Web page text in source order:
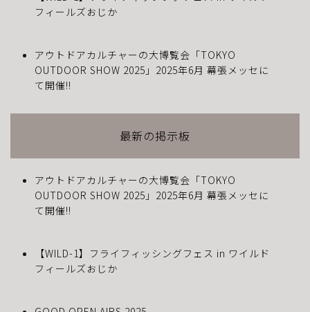
フィールズおじか
アウトドアカルチャーの大博覧会「TOKYO
OUTDOOR SHOW 2025」2025年6月 幕張メッセに
て開催!!
最新の掲示板
アウトドアカルチャーの大博覧会「TOKYO
OUTDOOR SHOW 2025」2025年6月 幕張メッセに
て開催!!
【WILD-1】フライフィッシングフェス in ワイルド
フィールズおじか